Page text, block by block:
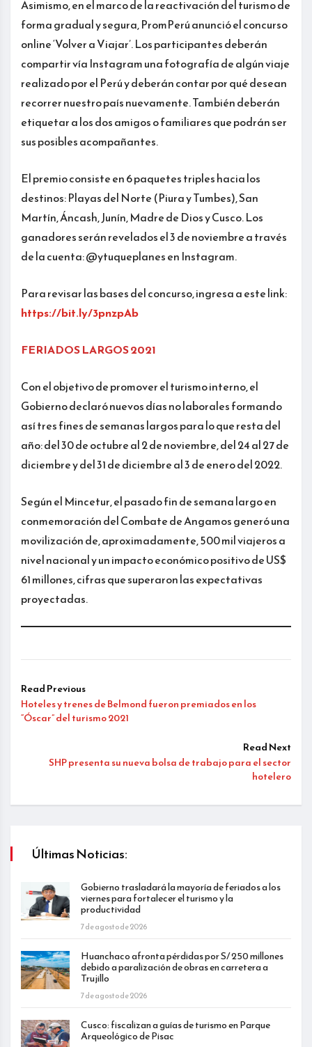
Asimismo, en el marco de la reactivación del turismo de
forma gradual y segura, PromPerú anunció el concurso
online ‘Volver a Viajar’. Los participantes deberán
compartir vía Instagram una fotografía de algún viaje
realizado por el Perú y deberán contar por qué desean
recorrer nuestro país nuevamente. También deberán
etiquetar a los dos amigos o familiares que podrán ser
sus posibles acompañantes.
El premio consiste en 6 paquetes triples hacia los
destinos: Playas del Norte (Piura y Tumbes), San
Martín, Áncash, Junín, Madre de Dios y Cusco. Los
ganadores serán revelados el 3 de noviembre a través
de la cuenta: @ytuqueplanes en Instagram.
Para revisar las bases del concurso, ingresa a este link:
https://bit.ly/3pnzpAb
FERIADOS LARGOS 2021
Con el objetivo de promover el turismo interno, el
Gobierno declaró nuevos días no laborales formando
así tres fines de semanas largos para lo que resta del
año: del 30 de octubre al 2 de noviembre, del 24 al 27 de
diciembre y del 31 de diciembre al 3 de enero del 2022.
Según el Mincetur, el pasado fin de semana largo en
conmemoración del Combate de Angamos generó una
movilización de, aproximadamente, 500 mil viajeros a
nivel nacional y un impacto económico positivo de US$
61 millones, cifras que superaron las expectativas
proyectadas.
Read Previous
Hoteles y trenes de Belmond fueron premiados en los
“Óscar” del turismo 2021
Read Next
SHP presenta su nueva bolsa de trabajo para el sector
hotelero
Últimas Noticias:
Gobierno trasladará la mayoría de feriados a los
viernes para fortalecer el turismo y la
productividad
7 de agosto de 2026
Huanchaco afronta pérdidas por S/ 250 millones
debido a paralización de obras en carretera a
Trujillo
7 de agosto de 2026
Cusco: fiscalizan a guías de turismo en Parque
Arqueológico de Pisac